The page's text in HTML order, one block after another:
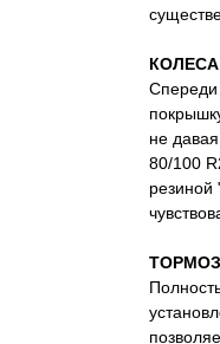
КОЛЕСА
Спереди
не
80/100
резиной